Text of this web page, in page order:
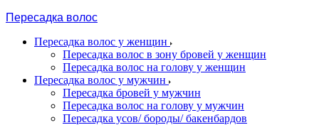
Пересадка волос
Пересадка волос у женщин
Пересадка волос в зону бровей у женщин
Пересадка волос на голову у женщин
Пересадка волос у мужчин
Пересадка бровей у мужчин
Пересадка волос на голову у мужчин
Пересадка усов/ бороды/ бакенбардов